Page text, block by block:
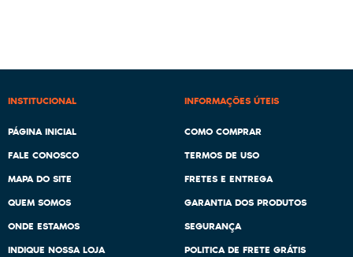
INSTITUCIONAL
PÁGINA INICIAL
FALE CONOSCO
MAPA DO SITE
QUEM SOMOS
ONDE ESTAMOS
INDIQUE NOSSA LOJA
INFORMAÇÕES ÚTEIS
COMO COMPRAR
TERMOS DE USO
FRETES E ENTREGA
GARANTIA DOS PRODUTOS
SEGURANÇA
POLITICA DE FRETE GRÁTIS